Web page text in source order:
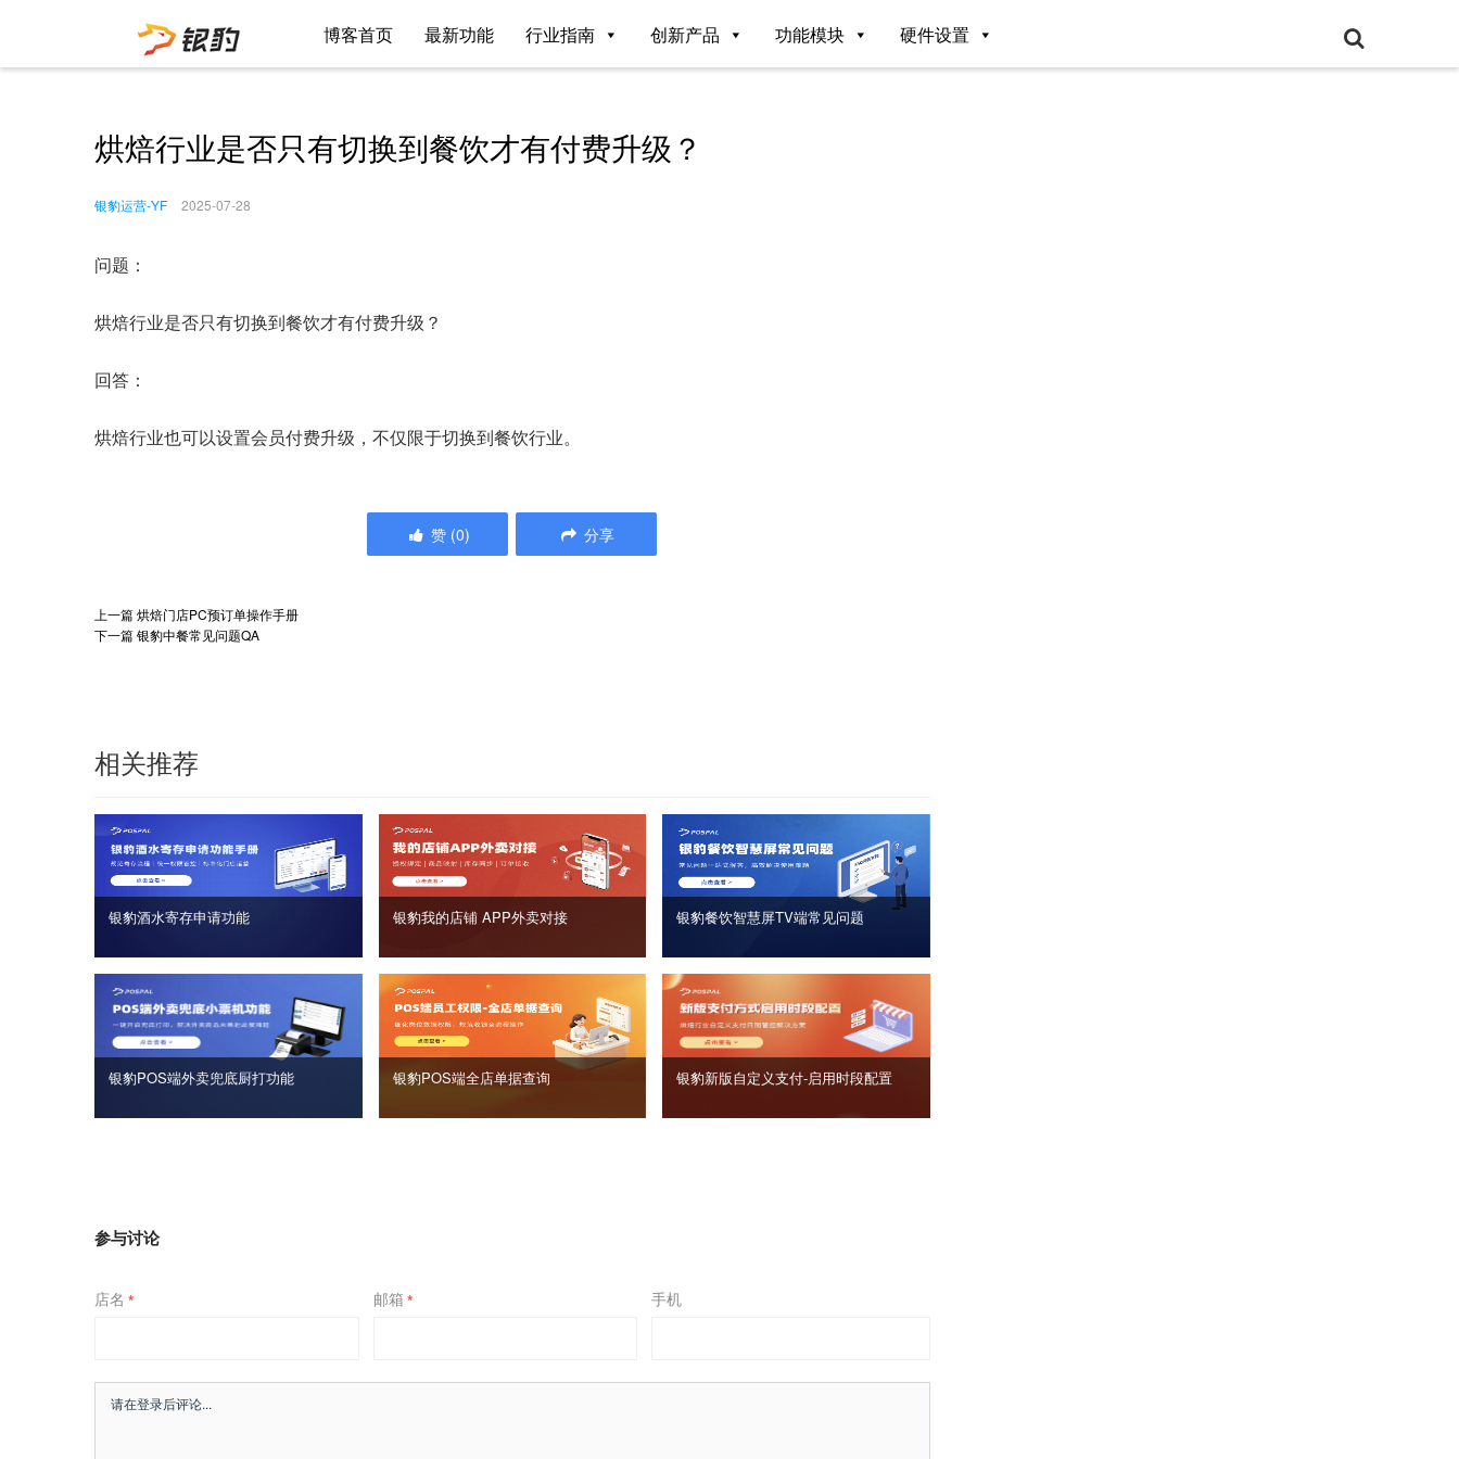
博客首页 最新功能 行业指南 创新产品 功能模块 硬件设置
烘焙行业是否只有切换到餐饮才有付费升级？
银豹运营-YF 2025-07-28
问题：
烘焙行业是否只有切换到餐饮才有付费升级？
回答：
烘焙行业也可以设置会员付费升级，不仅限于切换到餐饮行业。
赞 (0) 分享
上一篇烘焙门店PC预订单操作手册
下一篇银豹中餐常见问题QA
相关推荐
银豹酒水寄存申请功能 银豹我的店铺 APP外卖对接 银豹餐饮智慧屏TV端常见问题
银豹POS端外卖兜底厨打功能 银豹POS端全店单据查询 银豹新版自定义支付‑启用时段配置
参与讨论
店名 * 邮箱 * 手机